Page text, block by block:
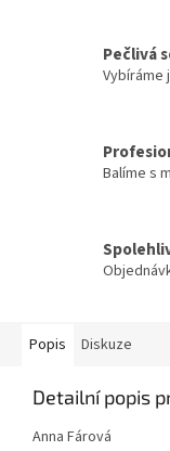
Pečlivá
Vybíráme
Balíme s
Popis Diskuze
Detailní popis
Anna Fárová